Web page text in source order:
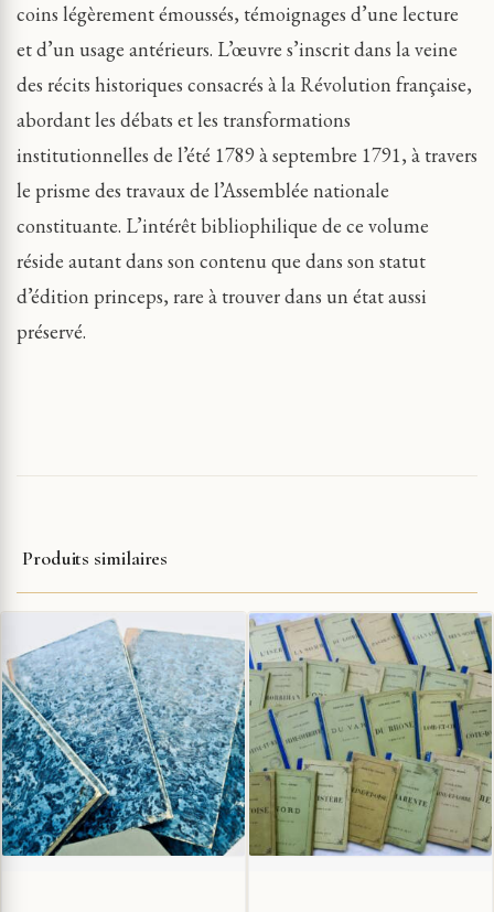
coins légèrement émoussés, témoignages d’une lecture
et d’un usage antérieurs. L’œuvre s’inscrit dans la veine
des récits historiques consacrés à la Révolution française,
abordant les débats et les transformations
institutionnelles de l’été 1789 à septembre 1791, à travers
le prisme des travaux de l’Assemblée nationale
constituante. L’intérêt bibliophilique de ce volume
réside autant dans son contenu que dans son statut
d’édition princeps, rare à trouver dans un état aussi
préservé.
Produits similaires